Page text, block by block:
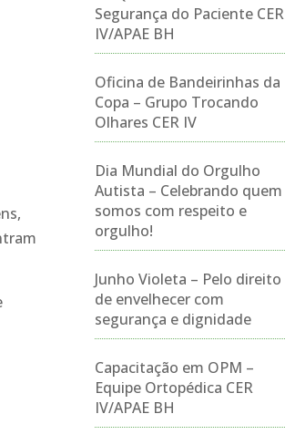
Segurança do Paciente CER
IV/APAE BH
Oficina de Bandeirinhas da
Copa – Grupo Trocando
Olhares CER IV
Dia Mundial do Orgulho
Autista – Celebrando quem
somos com respeito e
orgulho!
Junho Violeta – Pelo direito
de envelhecer com
segurança e dignidade
Capacitação em OPM –
Equipe Ortopédica CER
IV/APAE BH